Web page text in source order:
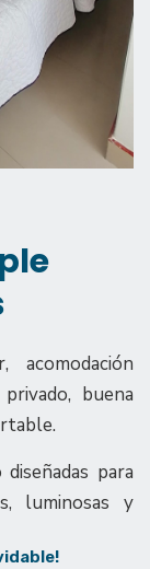
acomodación
buena
para
luminosas y